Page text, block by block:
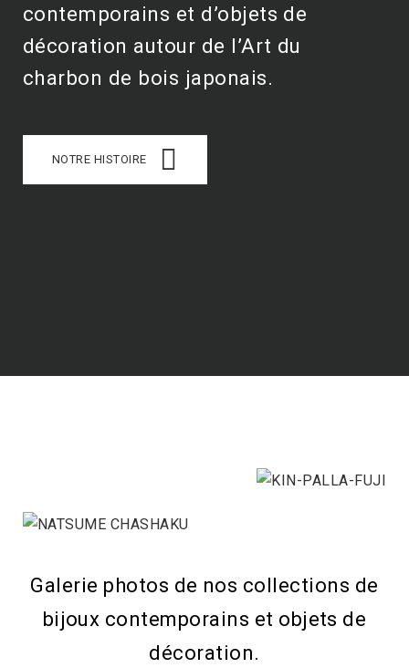
contemporains et d’objets de
décoration autour de l’Art du
charbon de bois japonais.
NOTRE HISTOIRE
Galerie photos de nos collections de
bijoux contemporains et objets de
décoration.